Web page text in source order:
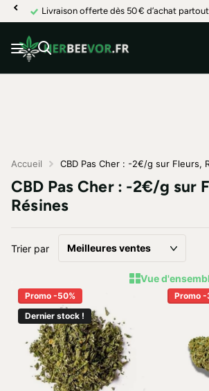
Accueil CBD Pas Cher : -2€/g sur Fleurs,
CBD Pas Cher : -2€/g sur
Résines
Vue
Trier par
Promo -50%
Dernier stock !
Promo -